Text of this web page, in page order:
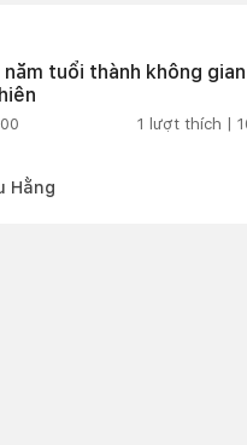
tuổi thành không
1 lượt thích |
Hằng